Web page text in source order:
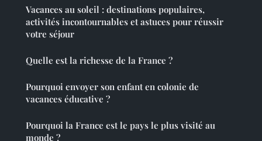
Vacances au soleil : destinations populaires,
activités incontournables et astuces pour réussir
votre séjour
Quelle est la richesse de la France ?
Pourquoi envoyer son enfant en colonie de
vacances éducative ?
Pourquoi la France est le pays le plus visité au
monde ?